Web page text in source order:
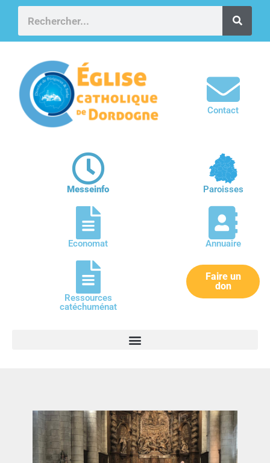
Contact
Messeinfo Paroisses
Economat Annuaire
Ressources
catéchuménat
Faire un
don